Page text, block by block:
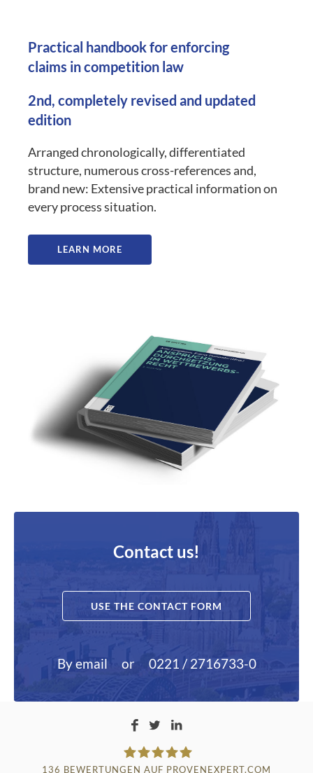
Practical handbook for enforcing
claims in competition law
2nd, completely revised and updated
edition
Arranged chronologically, differentiated
structure, numerous cross-references and,
brand new: Extensive practical information on
every process situation.
LEARN MORE
Contact us!
USE THE CONTACT FORM
By email or 0221 / 2716733-0
136 BEWERTUNGEN AUF PROVENEXPERT.COM